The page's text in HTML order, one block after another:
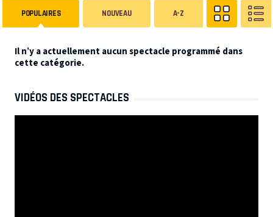
POPULAIRES NOUVEAU A-Z
Il n’y a actuellement aucun spectacle programmé dans
cette catégorie.
VIDÉOS DES SPECTACLES